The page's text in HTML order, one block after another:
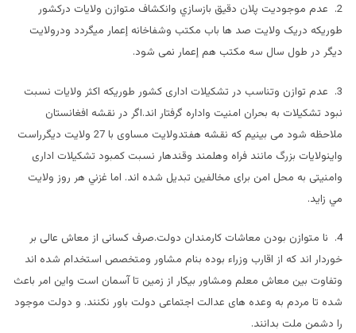
2. عدم موجوديت پلان دقيق بازسازي وانكشاف متوازن ولایات دركشور
طوریکه دریک ولایت صد ها باب مکتب وشفاخانه إعمار میگردد ودرولایت
دیگر در طول سال سه مکتب هم إعمار نمی شود.
3. عدم توازن وتناسب در تشکیلات اداری کشور طوریکه اکثر ولایات نسبت
نبود تشکیلات به بحران امنیت واداره گرفتار اند.اگر در نقشه افغانستان
ملاحظه شود می بینیم که نقشه هفتدولایت مساوی با 27 ولایت دیگرراست
واینولایات بزرگ مانند فراه وهلمند وقندهار نسبت کمبود تشکیلات اداری
وامنیتی به محل امن برای مخالفین تبدیل شده اند. اما غزني هر روز ولايت
مي زايد.
4. نا متوازن بودن معاشات کارمندان دولت.صرف کسانی از معاش عالی بر
خوردار اند که از اقارب وزراء بوده بنام مشاور ومتخصص استخدام شده اند
وتفاوت بین معاش معلم ومشاور بیکار از زمین تا آسمان است واین امر باعث
شده تا مردم به وعده های عدالت اجتماعی دولت باور نکنند. و دولت موجود
را دشمن ملت بدانند.